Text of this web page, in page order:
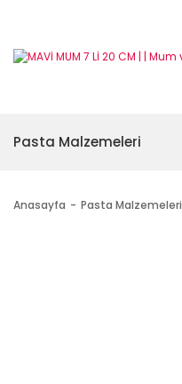
Pasta Malzemeleri
Anasayfa Pasta Malzemeleri